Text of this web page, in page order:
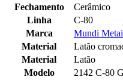
Fechamento
Cerâmico
Linha
C-80
Marca
Mundi
Material
Latão
Material
Latão
Modelo
2142 C-80